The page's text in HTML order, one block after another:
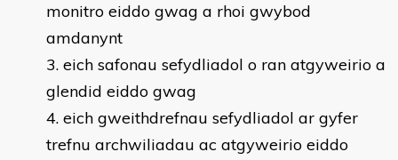
monitro eiddo gwag a rhoi gwybod
amdanynt
eich safonau sefydliadol o ran atgyweirio a
glendid eiddo gwag
eich gweithdrefnau sefydliadol ar gyfer
trefnu archwiliadau ac atgyweirio eiddo